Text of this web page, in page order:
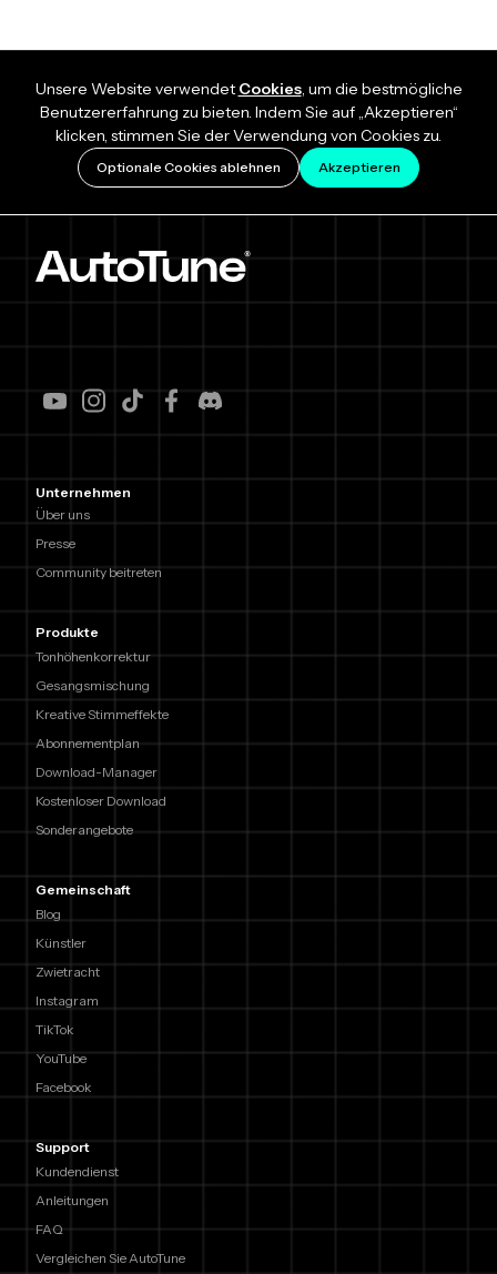
Unsere Website verwendetCookies, um die bestmögliche
Benutzererfahrung zu bieten. Indem Sie auf „Akzeptieren“
klicken, stimmen Sie der Verwendung von Cookies zu.
Optionale Cookies ablehnen Akzeptieren
Unternehmen
Über uns
Presse
Community beitreten
Produkte
Tonhöhenkorrektur
Gesangsmischung
Kreative Stimmeffekte
Abonnementplan
Download-Manager
Kostenloser Download
Sonderangebote
Gemeinschaft
Blog
Künstler
Zwietracht
Instagram
TikTok
YouTube
Facebook
Support
Kundendienst
Anleitungen
FAQ
Vergleichen Sie AutoTune